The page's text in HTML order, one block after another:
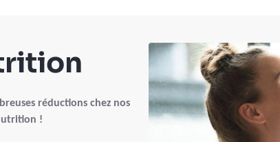
réductions chez nos
!